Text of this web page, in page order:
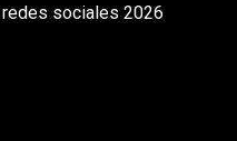
sociales 2026